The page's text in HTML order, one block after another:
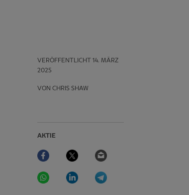
VERÖFFENTLICHT 14. MÄRZ
2025
VON CHRIS SHAW
AKTIE
Facebook Twitter
WhatsAppLinkedIn